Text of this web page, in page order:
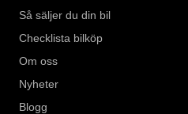
Så säljer du din bil
Checklista bilköp
Om oss
Nyheter
Blogg